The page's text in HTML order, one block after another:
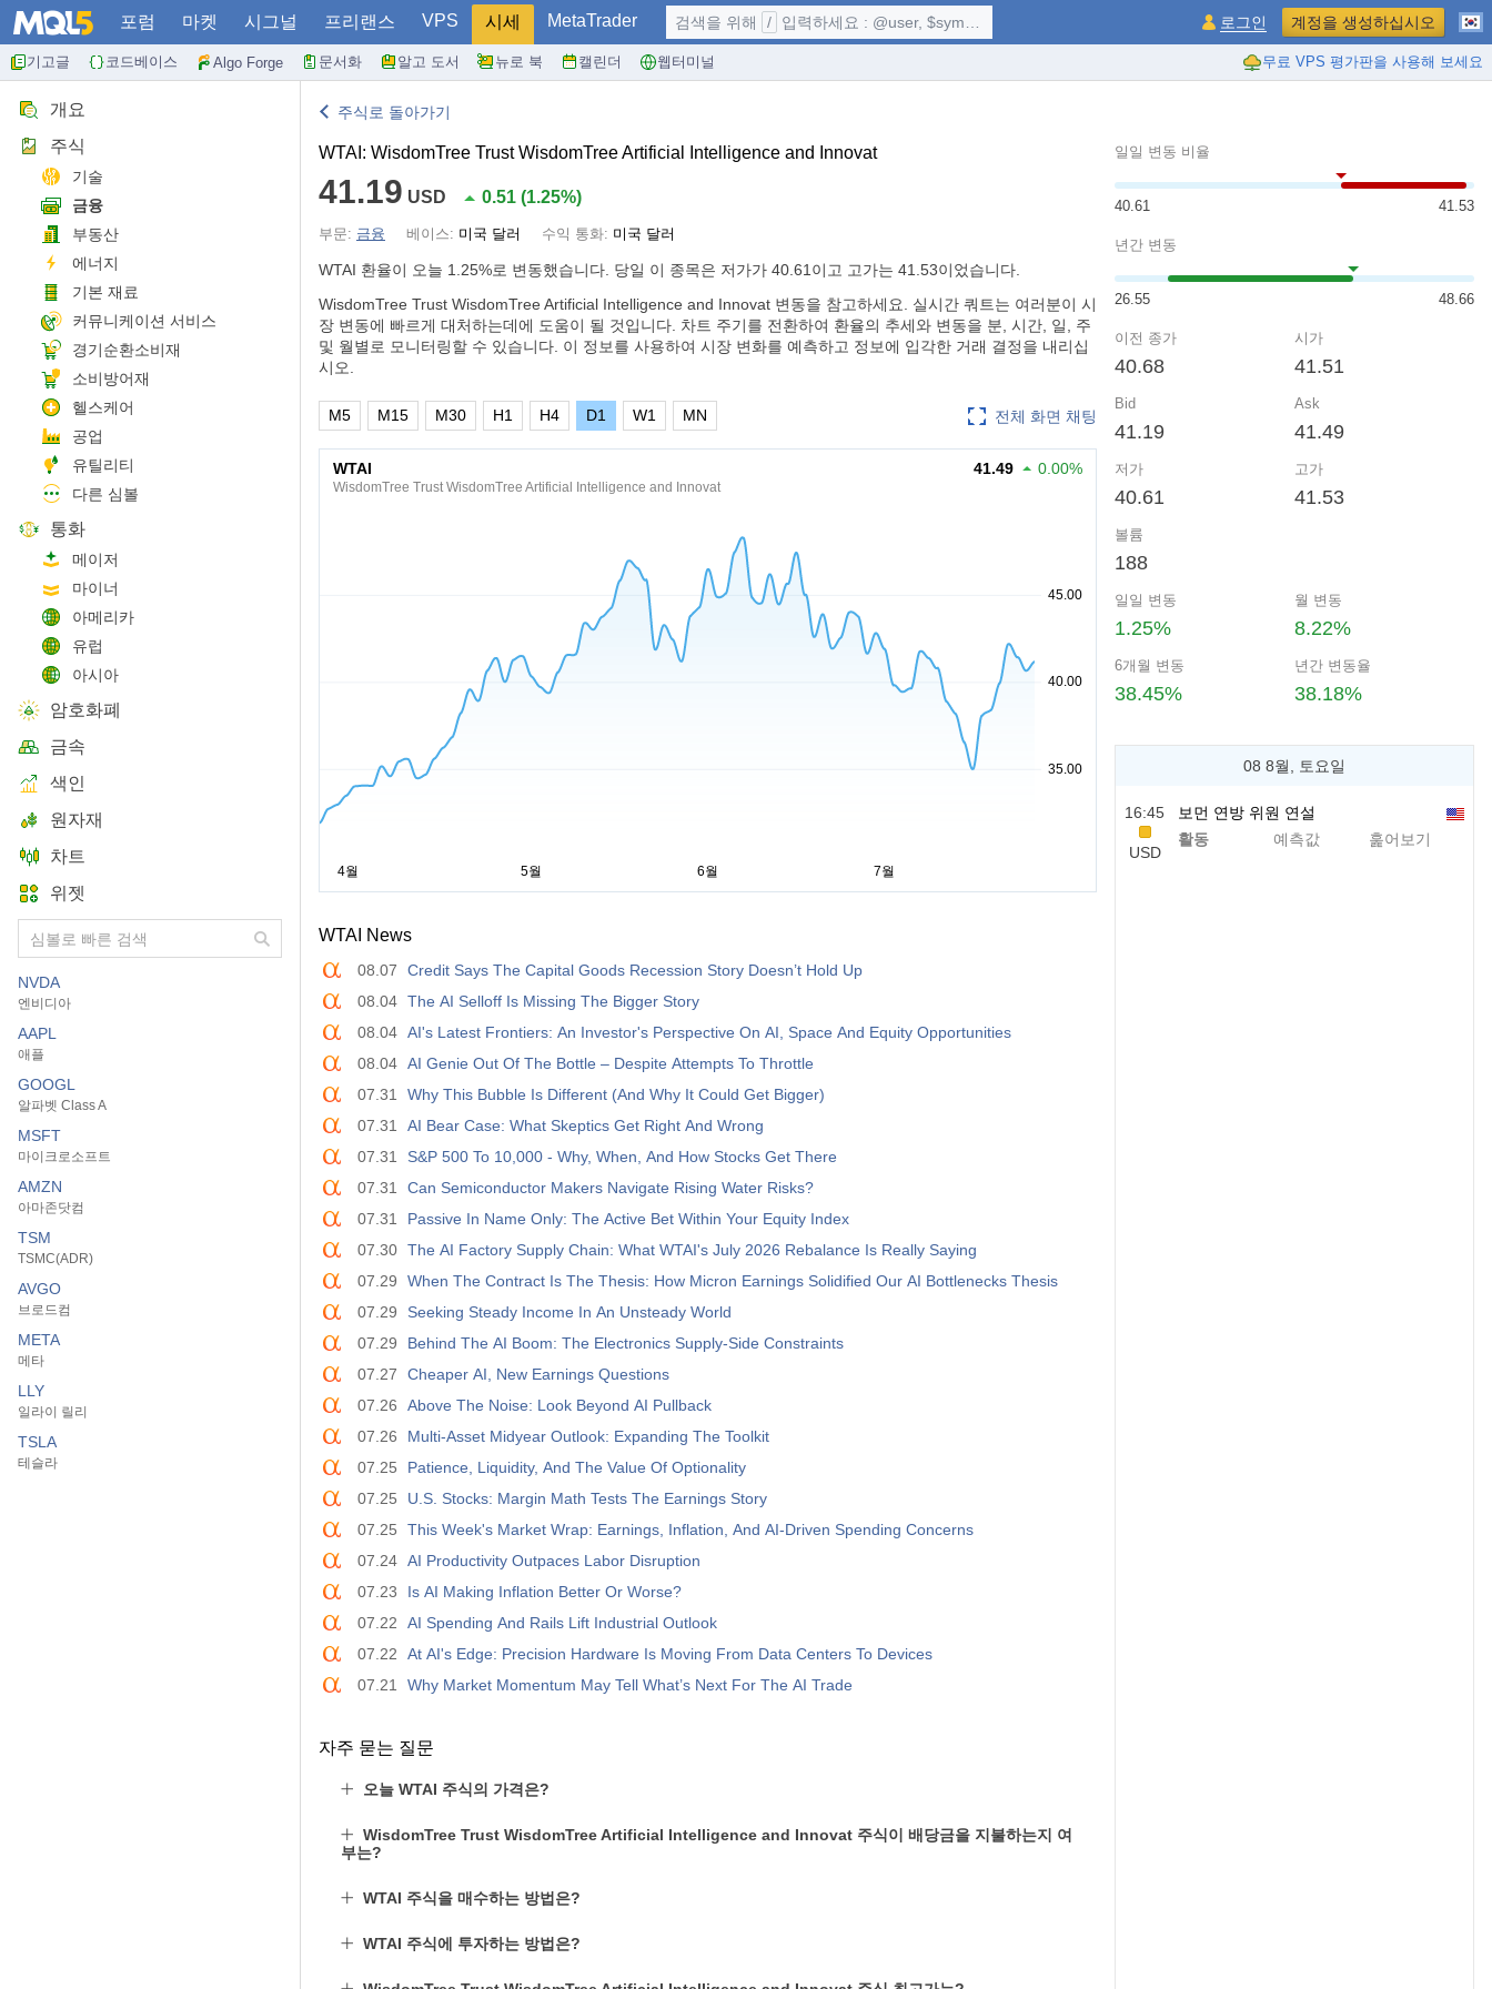
포럼 마켓 시그널 프리랜스 VPS 시세 MetaTrader
기고글 코드베이스 Algo Forge 문서화 알고 도서 뉴로 북 캘린더 웹터미널 무료 VPS 평가판을 사용해 보세요
검색을 위해 / 입력하세요 : @user, $symbol, ... 로그인 계정을 생성하십시오
개요
주식
기술
금융
부동산
에너지
기본 재료
커뮤니케이션 서비스
경기순환소비재
소비방어재
헬스케어
공업
유틸리티
다른 심볼
통화
메이저
마이너
아메리카
유럽
아시아
암호화폐
금속
색인
원자재
차트
위젯
NVDA
엔비디아
AAPL
애플
GOOGL
알파벳 Class A
MSFT
마이크로소프트
AMZN
아마존닷컴
TSM
TSMC(ADR)
AVGO
브로드컴
META
메타
LLY
일라이 릴리
TSLA
테슬라
주식로 돌아가기
WTAI: WisdomTree Trust WisdomTree Artificial Intelligence and Innovat
41.19 USD 0.51 (1.25%)
부문: 금융 베이스: 미국 달러 수익 통화: 미국 달러
WTAI 환율이 오늘 1.25%로 변동했습니다. 당일 이 종목은 저가가 40.61이고 고가는 41.53이었습니다.
WisdomTree Trust WisdomTree Artificial Intelligence and Innovat 변동을 참고하세요. 실시간 쿼트는 여러분이 시
장 변동에 빠르게 대처하는데에 도움이 될 것입니다. 차트 주기를 전환하여 환율의 추세와 변동을 분, 시간, 일, 주
및 월별로 모니터링할 수 있습니다. 이 정보를 사용하여 시장 변화를 예측하고 정보에 입각한 거래 결정을 내리십
시오.
전체 화면 채팅
M5 M15 M30 H1 H4 D1 W1 MN
WTAI
WisdomTree Trust WisdomTree Artificial Intelligence and Innovat
41.49 0.00%
WTAI News
08.07
Credit Says The Capital Goods Recession Story Doesn’t Hold Up
08.04 The AI Selloff Is Missing The Bigger Story
08.04 AI's Latest Frontiers: An Investor's Perspective On AI, Space And Equity Opportunities
08.04 AI Genie Out Of The Bottle – Despite Attempts To Throttle
07.31
Why This Bubble Is Different (And Why It Could Get Bigger)
07.31
AI Bear Case: What Skeptics Get Right And Wrong
07.31
S&P 500 To 10,000 - Why, When, And How Stocks Get There
07.31
Can Semiconductor Makers Navigate Rising Water Risks?
07.31
Passive In Name Only: The Active Bet Within Your Equity Index
07.30 The AI Factory Supply Chain: What WTAI's July 2026 Rebalance Is Really Saying
07.29
When The Contract Is The Thesis: How Micron Earnings Solidified Our AI Bottlenecks Thesis
07.29
Seeking Steady Income In An Unsteady World
07.29
Behind The AI Boom: The Electronics Supply-Side Constraints
07.27
Cheaper AI, New Earnings Questions
07.26
Above The Noise: Look Beyond AI Pullback
07.26
Multi-Asset Midyear Outlook: Expanding The Toolkit
07.25
Patience, Liquidity, And The Value Of Optionality
07.25
U.S. Stocks: Margin Math Tests The Earnings Story
07.25
This Week's Market Wrap: Earnings, Inflation, And AI-Driven Spending Concerns
07.24 AI Productivity Outpaces Labor Disruption
07.23
Is AI Making Inflation Better Or Worse?
07.22
AI Spending And Rails Lift Industrial Outlook
07.22
At AI's Edge: Precision Hardware Is Moving From Data Centers To Devices
07.21
Why Market Momentum May Tell What’s Next For The AI Trade
자주 묻는 질문
오늘 WTAI 주식의 가격은?
WisdomTree Trust WisdomTree Artificial Intelligence and Innovat 주식이 배당금을 지불하는지 여
부는?
WTAI 주식을 매수하는 방법은?
WTAI 주식에 투자하는 방법은?
일일 변동 비율
40.61 41.53
년간 변동
26.55 48.66
이전 종가
40.68
시가
41.51
Bid
41.19
Ask
41.49
저가
40.61
고가
41.53
볼륨
188
일일 변동
1.25%
월 변동
8.22%
6개월 변동
38.45%
년간 변동율
38.18%
08 8월, 토요일
16:45
USD
보먼 연방 위원 연설
활동
예측값 훑어보기